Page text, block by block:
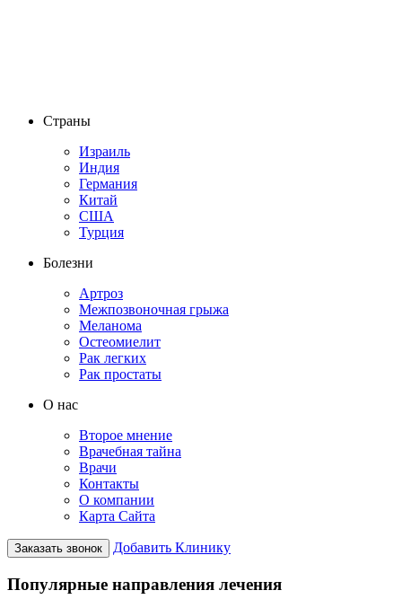
Страны
Израиль
Индия
Германия
Китай
США
Турция
Болезни
Артроз
Межпозвоночная грыжа
Меланома
Остеомиелит
Рак легких
Рак простаты
О нас
Второе мнение
Врачебная тайна
Врачи
Контакты
О компании
Карта Сайта
Заказать звонок Добавить Клинику
Популярные направления лечения